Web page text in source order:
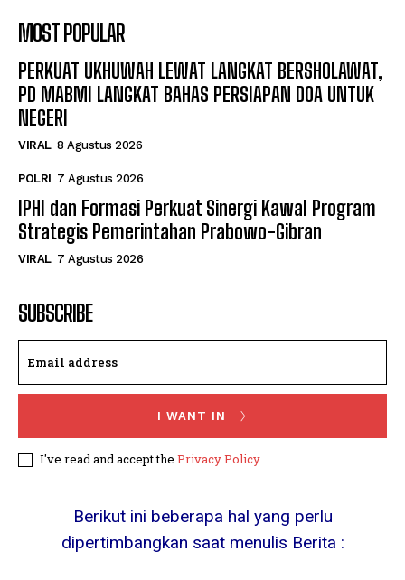
MOST POPULAR
PERKUAT UKHUWAH LEWAT LANGKAT BERSHOLAWAT,
PD MABMI LANGKAT BAHAS PERSIAPAN DOA UNTUK
NEGERI
VIRAL 8 Agustus 2026
POLRI 7 Agustus 2026
IPHI dan Formasi Perkuat Sinergi Kawal Program
Strategis Pemerintahan Prabowo-Gibran
VIRAL 7 Agustus 2026
SUBSCRIBE
I WANT IN
I've read and accept the Privacy Policy.
Berikut ini beberapa hal yang perlu
dipertimbangkan saat menulis Berita :